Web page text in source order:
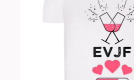
Notre boutique – Notre histoire